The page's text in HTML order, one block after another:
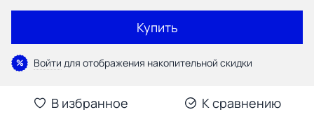
Купить
% Войти для отображения накопительной скидки
В избранное К сравнению